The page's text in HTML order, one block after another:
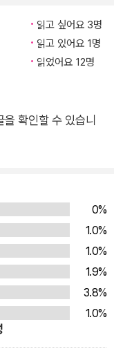
록 스스로 지은 이름
음할 수 있기 때문입
는 도시 생활에 적응
익도, 집도 없지요.
도 오래 할 수 있는
한 반짝이는 초대권
려한 공연,
상치 못한 천재지변
사에 이르기까지 한
. 시시때때로 터지는
읽고 싶어요 3명
읽고 있어요 1명
읽었어요 12명
확인할 수 있습니
0%
1.0%
1.0%
1.9%
3.8%
1.0%